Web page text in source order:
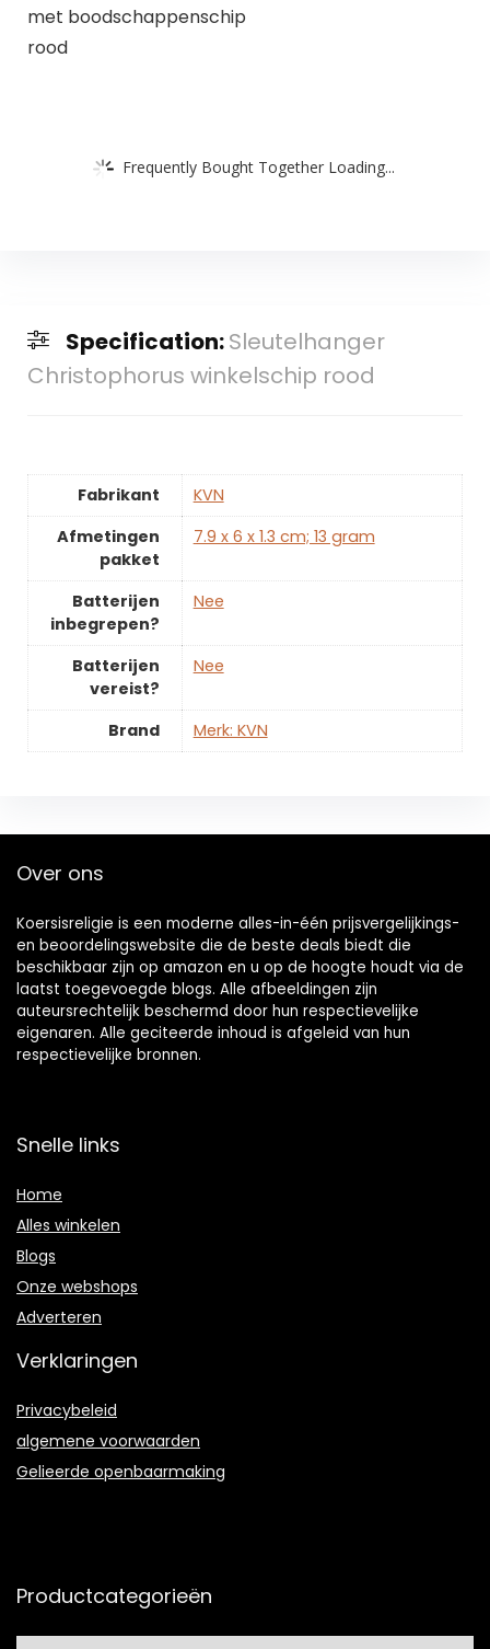
met boodschappenschip
rood
Frequently Bought Together Loading...
Specification:Sleutelhanger
Christophorus winkelschip rood
Fabrikant
‎KVN
Afmetingen
pakket
‎7.9 x 6 x 1.3 cm; 13 gram
Batterijen
inbegrepen?
‎Nee
Batterijen
vereist?
‎Nee
Brand Merk: KVN
Over ons
Koersisreligie is een moderne alles-in-één prijsvergelijkings-
en beoordelingswebsite die de beste deals biedt die
beschikbaar zijn op amazon en u op de hoogte houdt via de
laatst toegevoegde blogs. Alle afbeeldingen zijn
auteursrechtelijk beschermd door hun respectievelijke
eigenaren. Alle geciteerde inhoud is afgeleid van hun
respectievelijke bronnen.
Snelle links
Home
Alles winkelen
Blogs
Onze webshops
Adverteren
Verklaringen
Privacybeleid
algemene voorwaarden
Gelieerde openbaarmaking
Productcategorieën